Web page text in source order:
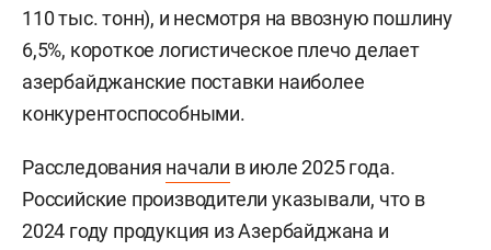
110 тыс. тонн), и несмотря на ввозную пошлину
6,5%, короткое логистическое плечо делает
азербайджанские поставки наиболее
конкурентоспособными.
Расследования начали в июле 2025 года.
Российские производители указывали, что в
2024 году продукция из Азербайджана и